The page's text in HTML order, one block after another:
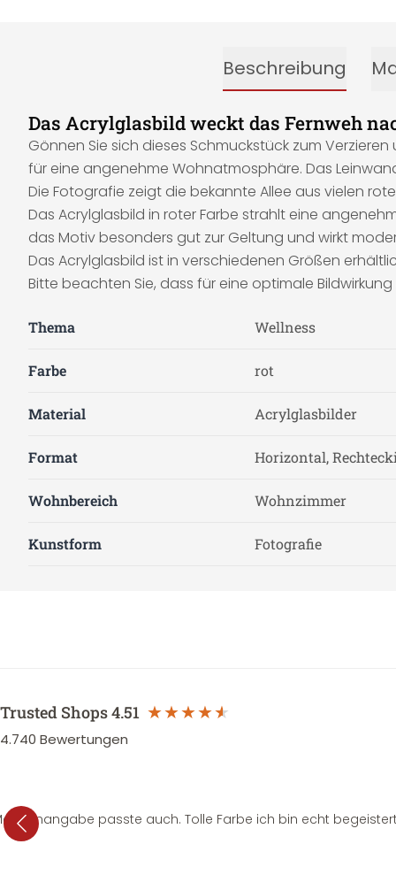
Beschreibung
Das Acrylglasbild weckt das Fernweh
Gönnen Sie sich dieses Schmuckstück zum
für eine angenehme Wohnatmosphäre. Das
Die Fotografie zeigt die bekannte Allee aus vielen
Das Acrylglasbild in roter Farbe strahlt eine
das Motiv besonders gut zur Geltung und wirkt
Das Acrylglasbild ist in verschiedenen Größen
Bitte beachten Sie, dass für eine optimale
Thema Wellness
Farbe rot
Material Acrylglasbilder
Format Horizontal,
Wohnbereich Wohnzimmer
Kunstform Fotografie
Trusted Shops4.51
4.740 Bewertungen
passte auch. Tolle Farbe ich bin echt